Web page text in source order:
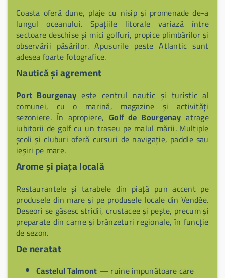
Coasta oferă dune, plaje cu nisip și promenade de-a
lungul oceanului. Spațiile litorale variază între
sectoare deschise și mici golfuri, propice plimbărilor și
observării păsărilor. Apusurile peste Atlantic sunt
adesea foarte fotografice.
Nautică și agrement
Port Bourgenay este centrul nautic și turistic al
comunei, cu o marină, magazine și activități
sezoniere. În apropiere,Golf de Bourgenayatrage
iubitorii de golf cu un traseu pe malul mării. Multiple
școli și cluburi oferă cursuri de navigație, paddle sau
ieșiri pe mare.
Arome și piața locală
Restaurantele și tarabele din piață pun accent pe
produsele din mare și pe produsele locale din Vendée.
Deseori se găsesc stridii, crustacee și pește, precum și
preparate din carne și brânzeturi regionale, în funcție
de sezon.
De neratat
Castelul Talmont — ruine impunătoare care